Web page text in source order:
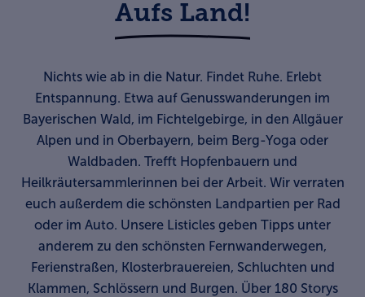
Aufs Land!
Nichts wie ab in die Natur. Findet Ruhe. Erlebt
Entspannung. Etwa auf Genusswanderungen im
Bayerischen Wald, im Fichtelgebirge, in den Allgäuer
Alpen und in Oberbayern, beim Berg-Yoga oder
Waldbaden. Trefft Hopfenbauern und
Heilkräutersammlerinnen bei der Arbeit. Wir verraten
euch außerdem die schönsten Landpartien per Rad
oder im Auto. Unsere Listicles geben Tipps unter
anderem zu den schönsten Fernwanderwegen,
Ferienstraßen, Klosterbrauereien, Schluchten und
Klammen, Schlössern und Burgen. Über 180 Storys